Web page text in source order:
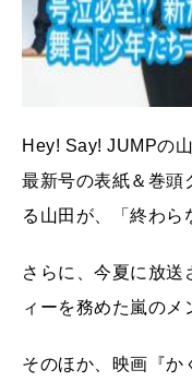
Hey! Say! JUMPの
最新号の表紙＆巻頭
る山田が、「終わ
さらに、今夏に放
ィーを務めた嵐の
そのほか、映画『